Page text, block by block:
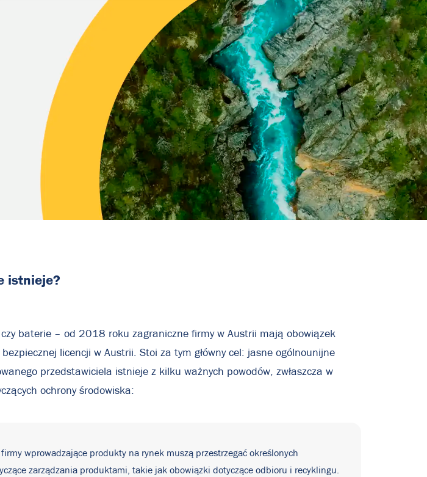
istnieje?
baterie – od 2018 roku zagraniczne firmy w Austrii mają obowiązek
licencji w Austrii. Stoi za tym główny cel: jasne ogólnounijne
przedstawiciela istnieje z kilku ważnych powodów, zwłaszcza w
ochrony środowiska:
wprowadzające produkty na rynek muszą przestrzegać określonych
zarządzania produktami, takie jak obowiązki dotyczące odbioru i recyklingu.